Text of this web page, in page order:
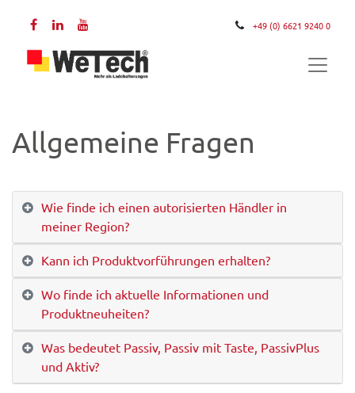
+49 (0) 6621 9240 0
Allgemeine Fragen
Wie finde ich einen autorisierten Händler in
meiner Region?
Kann ich Produktvorführungen erhalten?
Wo finde ich aktuelle Informationen und
Produktneuheiten?
Was bedeutet Passiv, Passiv mit Taste, PassivPlus
und Aktiv?